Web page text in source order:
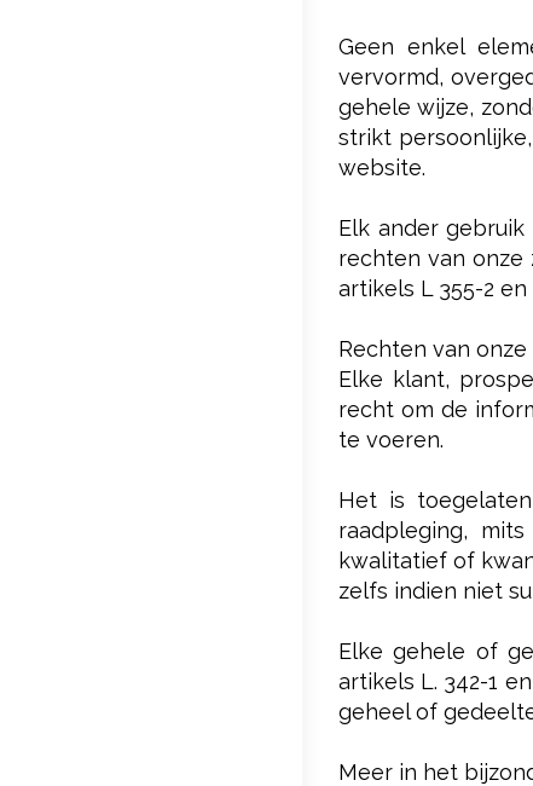
Geen enkel
vervormd,
gehele wijze,
strikt
website.
Elk ander
rechten van onze
artikels L 355-2
Rechten van
Elke klant,
recht om de
te voeren.
Het is
raadpleging,
kwalitatief of
zelfs indien niet
Elke gehele of
artikels L. 342-1
geheel of
Meer in het